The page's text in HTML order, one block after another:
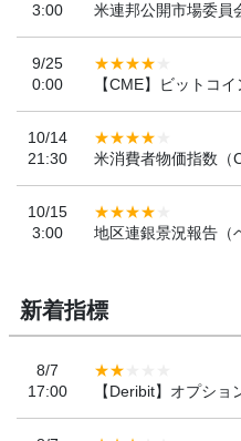
3:00
米連邦公開市場委員
9/25
0:00
【CME】ビットコ
10/14
21:30
米消費者物価指数（
10/15
3:00
地区連銀景況報告（
新着指標
8/7
17:00
【Deribit】オプショ